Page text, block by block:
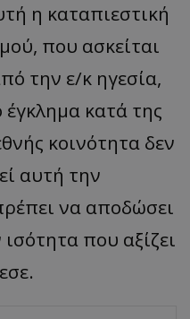
η καταπιεστική
που ασκείται
την ε/κ ηγεσία,
κατά της
κοινότητα δεν
αυτή την
να αποδώσει
που αξίζει